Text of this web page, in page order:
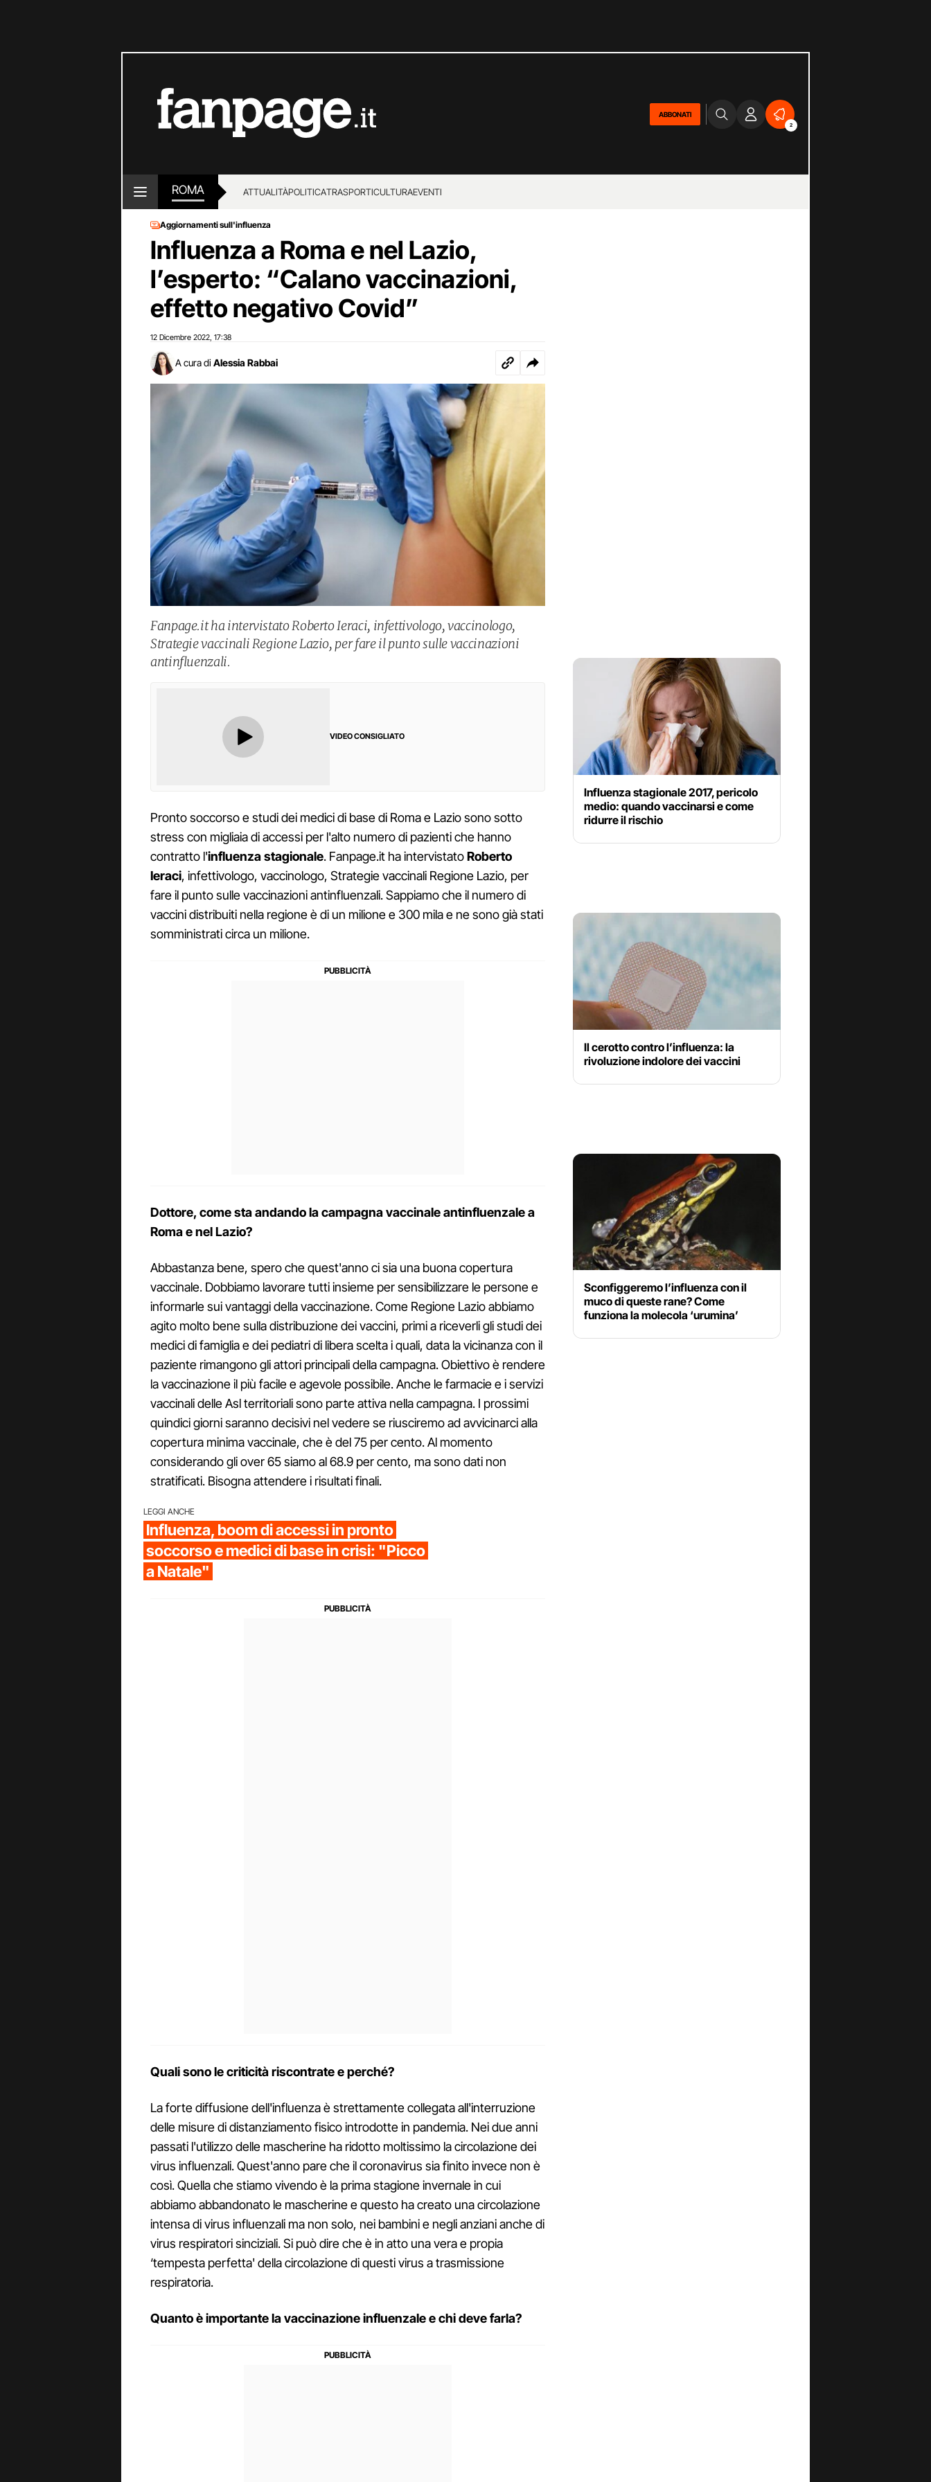
ABBONATI
2
ROMA ATTUALITÀPOLITICATRASPORTICULTURAEVENTI
Aggiornamenti sull'influenza
Influenza a Roma e nel Lazio,
l’esperto: “Calano vaccinazioni,
effetto negativo Covid”
12 Dicembre 2022 17:38
A cura di Alessia Rabbai
Fanpage.it ha intervistato Roberto Ieraci, infettivologo, vaccinologo,
Strategie vaccinali Regione Lazio, per fare il punto sulle vaccinazioni
antinfluenzali.
VIDEO CONSIGLIATO
Pronto soccorso e studi dei medici di base di Roma e Lazio sono sotto
stress con migliaia di accessi per l'alto numero di pazienti che hanno
contratto l'influenza stagionale. Fanpage.it ha intervistatoRoberto
Ieraci, infettivologo, vaccinologo, Strategie vaccinali Regione Lazio, per
fare il punto sulle vaccinazioni antinfluenzali. Sappiamo che il numero di
vaccini distribuiti nella regione è di un milione e 300 mila e ne sono già stati
somministrati circa un milione.
Dottore, come sta andando la campagna vaccinale antinfluenzale a
Roma e nel Lazio?
Abbastanza bene, spero che quest'anno ci sia una buona copertura
vaccinale. Dobbiamo lavorare tutti insieme per sensibilizzare le persone e
informarle sui vantaggi della vaccinazione. Come Regione Lazio abbiamo
agito molto bene sulla distribuzione dei vaccini, primi a riceverli gli studi dei
medici di famiglia e dei pediatri di libera scelta i quali, data la vicinanza con il
paziente rimangono gli attori principali della campagna. Obiettivo è rendere
la vaccinazione il più facile e agevole possibile. Anche le farmacie e i servizi
vaccinali delle Asl territoriali sono parte attiva nella campagna. I prossimi
quindici giorni saranno decisivi nel vedere se riusciremo ad avvicinarci alla
copertura minima vaccinale, che è del 75 per cento. Al momento
considerando gli over 65 siamo al 68.9 per cento, ma sono dati non
stratificati. Bisogna attendere i risultati finali.
LEGGI ANCHE
Influenza, boom di accessi in pronto
soccorso e medici di base in crisi: "Picco
a Natale"
Quali sono le criticità riscontrate e perché?
La forte diffusione dell'influenza è strettamente collegata all'interruzione
delle misure di distanziamento fisico introdotte in pandemia. Nei due anni
passati l'utilizzo delle mascherine ha ridotto moltissimo la circolazione dei
virus influenzali. Quest'anno pare che il coronavirus sia finito invece non è
così. Quella che stiamo vivendo è la prima stagione invernale in cui
abbiamo abbandonato le mascherine e questo ha creato una circolazione
intensa di virus influenzali ma non solo, nei bambini e negli anziani anche di
virus respiratori sinciziali. Si può dire che è in atto una vera e propia
‘tempesta perfetta' della circolazione di questi virus a trasmissione
respiratoria.
Quanto è importante la vaccinazione influenzale e chi deve farla?
Influenza stagionale 2017, pericolo
medio: quando vaccinarsi e come
ridurre il rischio
Il cerotto contro l’influenza: la
rivoluzione indolore dei vaccini
Sconfiggeremo l’influenza con il
muco di queste rane? Come
funziona la molecola ‘urumina’